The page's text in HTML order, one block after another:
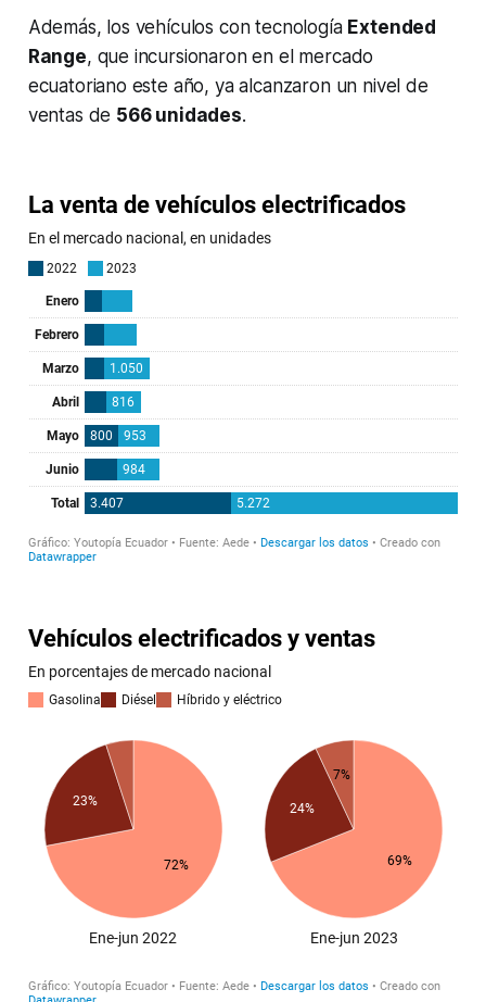
Además, los vehículos con tecnología Extended
Range, que incursionaron en el mercado
ecuatoriano este año, ya alcanzaron un nivel de
ventas de 566 unidades.